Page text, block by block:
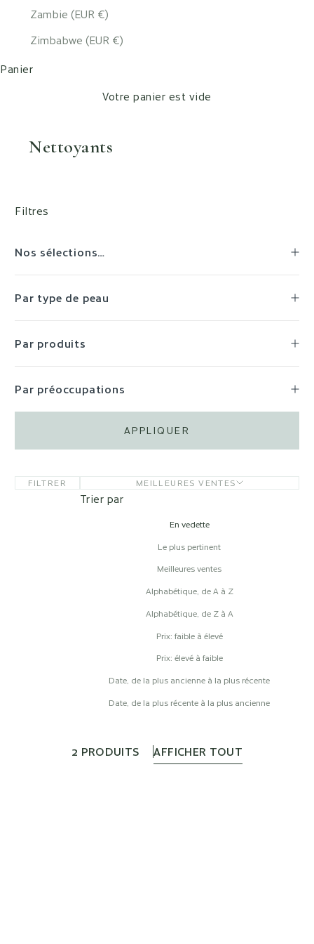
Zambie (EUR €)
Zimbabwe (EUR €)
Panier
Votre panier est vide
Nettoyants
Filtres
Nos sélections…
Par type de peau
Par produits
Par préoccupations
APPLIQUER
FILTRER MEILLEURES VENTES
Trier par
En vedette
Le plus pertinent
Meilleures ventes
Alphabétique, de A à Z
Alphabétique, de Z à A
Prix: faible à élevé
Prix: élevé à faible
Date, de la plus ancienne à la plus récente
Date, de la plus récente à la plus ancienne
2 PRODUITS AFFICHER TOUT